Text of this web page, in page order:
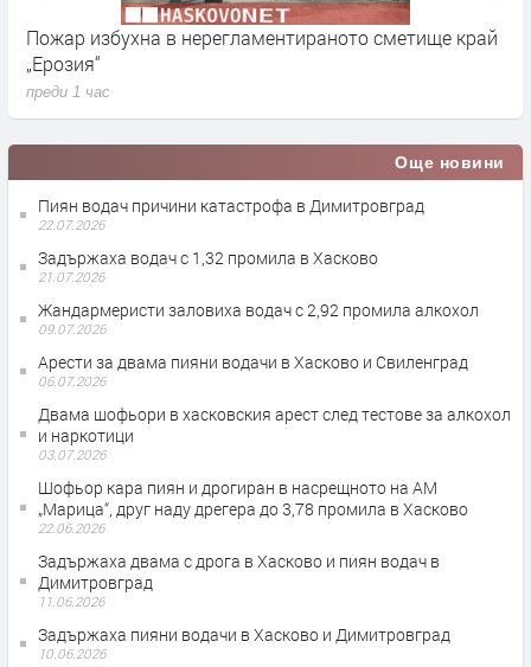
край
Взеха книжката на моторист заради скрит
Още новини
Пиян водач причини катастрофа в Димитровград
22.07.2026
Задържаха водач с 1,32 промила в Хасково
21.07.2026
Жандармеристи заловиха водач с 2,92 промила алкохол
09.07.2026
Арести за двама пияни водачи в Хасково и Свиленград
06.07.2026
Двама шофьори в хасковския арест след тестове за алкохол
и наркотици
03.07.2026
Шофьор кара пиян и дрогиран в насрещното на АМ
„Марица“, друг наду дрегера до 3,78 промила в Хасково
22.06.2026
Задържаха двама с дрога в Хасково и пиян водач в
Димитровград
11.06.2026
Задържаха пияни водачи в Хасково и Димитровград
10.06.2026